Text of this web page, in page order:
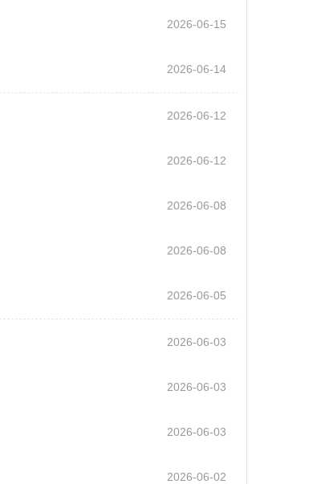
2026-06-15
2026-06-14
2026-06-12
2026-06-12
2026-06-08
2026-06-08
2026-06-05
2026-06-03
2026-06-03
2026-06-03
2026-06-02